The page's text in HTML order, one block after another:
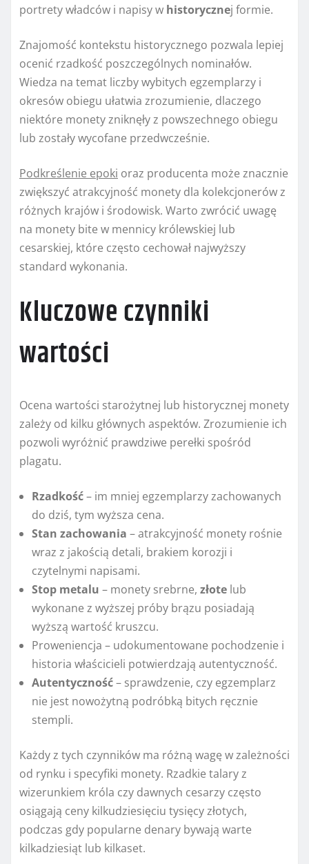
portrety władców i napisy w historycznej formie.
Znajomość kontekstu historycznego pozwala lepiej
ocenić rzadkość poszczególnych nominałów.
Wiedza na temat liczby wybitych egzemplarzy i
okresów obiegu ułatwia zrozumienie, dlaczego
niektóre monety zniknęły z powszechnego obiegu
lub zostały wycofane przedwcześnie.
Podkreślenie epoki oraz producenta może znacznie
zwiększyć atrakcyjność monety dla kolekcjonerów z
różnych krajów i środowisk. Warto zwrócić uwagę
na monety bite w mennicy królewskiej lub
cesarskiej, które często cechował najwyższy
standard wykonania.
Kluczowe czynniki
wartości
Ocena wartości starożytnej lub historycznej monety
zależy od kilku głównych aspektów. Zrozumienie ich
pozwoli wyróżnić prawdziwe perełki spośród
plagatu.
Rzadkość– im mniej egzemplarzy zachowanych
do dziś, tym wyższa cena.
Stan zachowania – atrakcyjność monety rośnie
wraz z jakością detali, brakiem korozji i
czytelnymi napisami.
Stop metalu – monety srebrne, złote lub
wykonane z wyższej próby brązu posiadają
wyższą wartość kruszcu.
Proweniencja – udokumentowane pochodzenie i
historia właścicieli potwierdzają autentyczność.
Autentyczność– sprawdzenie, czy egzemplarz
nie jest nowożytną podróbką bitych ręcznie
stempli.
Każdy z tych czynników ma różną wagę w zależności
od rynku i specyfiki monety. Rzadkie talary z
wizerunkiem króla czy dawnych cesarzy często
osiągają ceny kilkudziesięciu tysięcy złotych,
podczas gdy popularne denary bywają warte
kilkadziesiąt lub kilkaset.